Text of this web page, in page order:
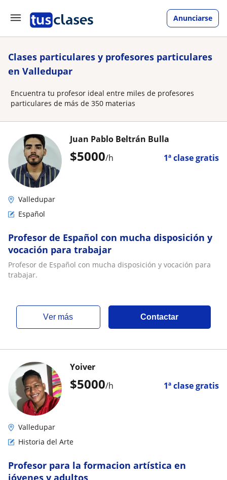
Anunciarse
Clases particulares y profesores particulares
en Valledupar
Encuentra tu profesor ideal entre miles de profesores
particulares de más de 350 materias
$5000/h 1ª clase gratis
Juan Pablo Beltrán Bulla
Valledupar
Español
Profesor de Español con mucha disposición y
vocación para trabajar
Profesor de Español con mucha disposición y vocación para
trabajar.
ver más Contactar
$5000/h 1ª clase gratis
Yoiver
Valledupar
Historia del Arte
Profesor para la formacion artística en
jóvenes y adultos